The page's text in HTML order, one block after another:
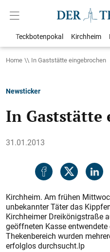
Teckbotenpokal Kirchheim
Home In Gaststätte eingebrochen
Newsticker
In Gaststätte
31.01.2013
Kirchheim. Am frühen
unbekannter Täter das
Kirchheimer Dreikönigstraße
geöffneten Kasse entwendete
Thekenbereich wurden
erfolglos durchsucht.lp